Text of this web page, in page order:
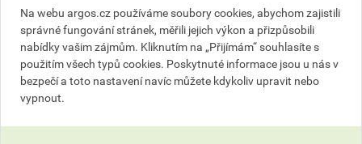
V kategorii Nosné systémy a chráničky
na argos.cz
naleznete kompletní řešení pro efektivní organizaci
elektroinstalací. Nabízímekabelové žlaby, kanály a žebříky
které jsou ideální pro vedení kabelů v průmyslových i
komerčních objektech, a
Na webu argos.cz používáme soubory cookies, abychom zajistili
správné fungování stránek, měřili jejich výkon a přizpůsobili
nabídky vašim zájmům. Kliknutím na „Přijímám“ souhlasíte s
použitím všech typů cookies. Poskytnuté informace jsou u nás v
bezpečí a toto nastavení navíc můžete kdykoliv upravit nebo
vypnout.